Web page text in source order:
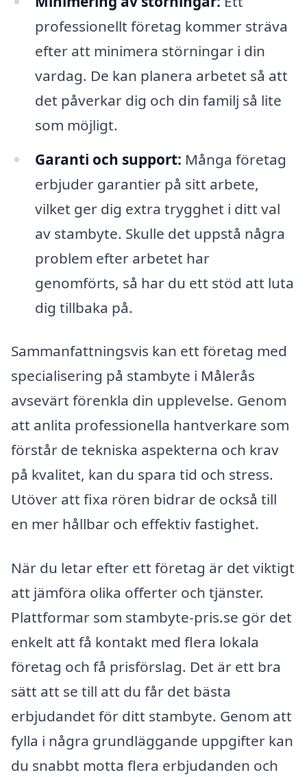
professionellt företag kommer sträva
efter att minimera störningar i din
vardag. De kan planera arbetet så att
det påverkar dig och din familj så lite
som möjligt.
Garanti och support: Många företag
erbjuder garantier på sitt arbete,
vilket ger dig extra trygghet i ditt val
av stambyte. Skulle det uppstå några
problem efter arbetet har
genomförts, så har du ett stöd att luta
dig tillbaka på.
Sammanfattningsvis kan ett företag med
specialisering på stambyte i Målerås
avsevärt förenkla din upplevelse. Genom
att anlita professionella hantverkare som
förstår de tekniska aspekterna och krav
på kvalitet, kan du spara tid och stress.
Utöver att fixa rören bidrar de också till
en mer hållbar och effektiv fastighet.
När du letar efter ett företag är det viktigt
att jämföra olika offerter och tjänster.
Plattformar som stambyte-pris.se gör det
enkelt att få kontakt med flera lokala
företag och få prisförslag. Det är ett bra
sätt att se till att du får det bästa
erbjudandet för ditt stambyte. Genom att
fylla i några grundläggande uppgifter kan
du snabbt motta flera erbjudanden och